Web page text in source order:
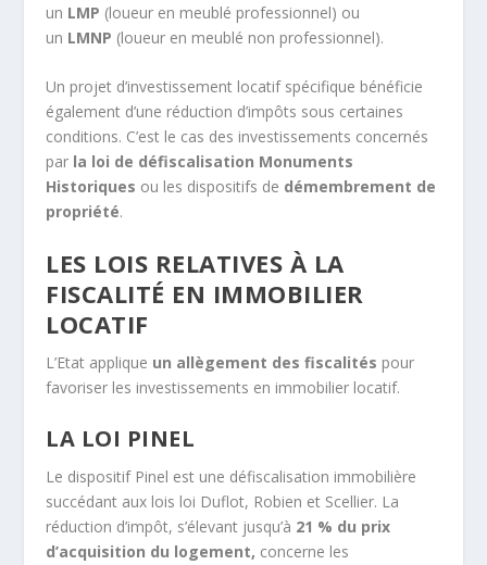
un LMP (loueur en meublé professionnel) ou
un LMNP (loueur en meublé non professionnel).
Un projet d’investissement locatif spécifique bénéficie
également d’une réduction d’impôts sous certaines
conditions. C’est le cas des investissements concernés
par la loi de défiscalisation Monuments
Historiques ou les dispositifs de démembrement de
propriété.
LES LOIS RELATIVES À LA
FISCALITÉ EN IMMOBILIER
LOCATIF
L’Etat applique un allègement des fiscalités pour
favoriser les investissements en immobilier locatif.
LA LOI PINEL
Le dispositif Pinel est une défiscalisation immobilière
succédant aux lois loi Duflot, Robien et Scellier. La
réduction d’impôt, s’élevant jusqu’à 21 % du prix
d’acquisition du logement, concerne les